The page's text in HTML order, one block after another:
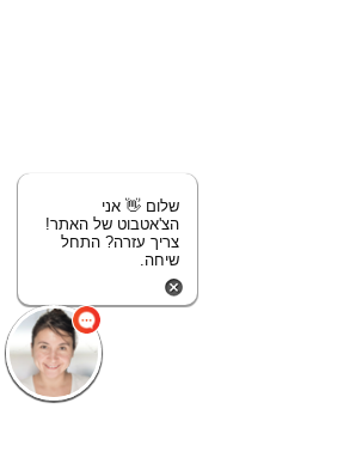
שלום 👋 אני
הצ'אטבוט של האתר!
צריך עזרה? התחל
שיחה.